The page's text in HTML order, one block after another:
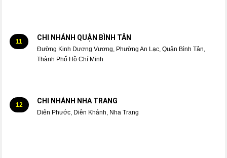
11 CHI NHÁNH QUẬN BÌNH TÂN
Đường Kinh Dương Vương, Phường An Lạc, Quận Bình Tân,
Thành Phố Hồ Chí Minh
12 CHI NHÁNH NHA TRANG
Diên Phước, Diên Khánh, Nha Trang